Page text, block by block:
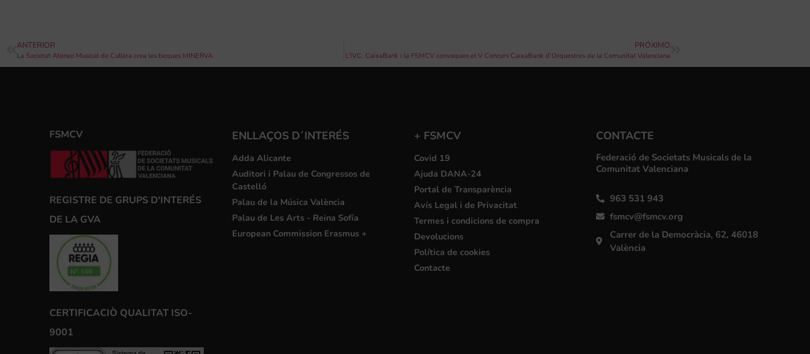
ANTERIOR
La Societat Ateneo Musical de Cullera crea les beques MINERVA.
PRÓXIMO
L’IVC, CaixaBank i la FSMCV convoquen el V Concurs CaixaBank d’Orquestres de la Comunitat Valenciana
FSMCV
REGISTRE DE GRUPS D'INTERÉS
DE LA GVA
CERTIFICACIÒ QUALITAT ISO-
9001
ENLLAÇOS D´INTERÉS
Adda Alicante
Auditori i Palau de Congressos de
Castelló
Palau de la Música València
Palau de Les Arts - Reina Sofía
European Commission Erasmus +
+ FSMCV
Covid 19
Ajuda DANA-24
Portal de Transparència
Avís Legal i de Privacitat
Termes i condicions de compra
Devolucions
Política de cookies
Contacte
CONTACTE
Federació de Societats Musicals de la
Comunitat Valenciana
963 531 943
fsmcv@fsmcv.org
Carrer de la Democràcia, 62, 46018
València